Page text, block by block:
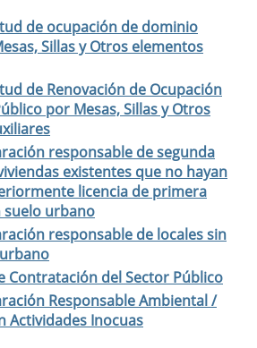
de ocupación de dominio
Sillas y Otros elementos
de Renovación de Ocupación
por Mesas, Sillas y Otros
responsable de segunda
existentes que no hayan
licencia de primera
suelo urbano
responsable de locales sin
Contratación del Sector Público
Responsable Ambiental /
Actividades Inocuas